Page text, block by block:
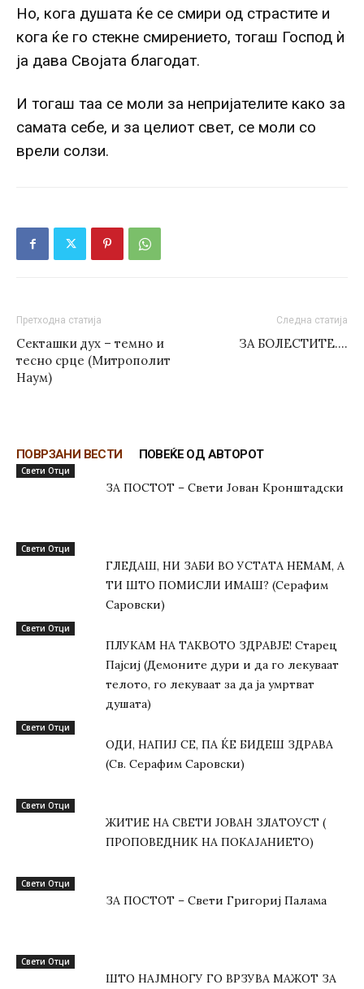
Но, кога душата ќе се смири од страстите и
кога ќе го стекне смирението, тогаш Господ ѝ
ја дава Својата благодат.
И тогаш таа се моли за непријателите како за
самата себе, и за целиот свет, се моли со
врели солзи.
Претходна статија
Секташки дух – темно и
тесно срце (Митрополит
Наум)
Следна статија
ЗА БОЛЕСТИТЕ….
ПОВРЗАНИ ВЕСТИ ПОВЕЌЕ ОД АВТОРОТ
Свети Отци
ЗА ПОСТОТ – Свети Јован Кронштадски
Свети Отци
ГЛЕДАШ, НИ ЗАБИ ВО УСТАТА НЕМАМ, А
ТИ ШТО ПОМИСЛИ ИМАШ? (Серафим
Саровски)
Свети Отци
ПЛУКАМ НА ТАКВОТО ЗДРАВЈЕ! Старец
Пајсиј (Демоните дури и да го лекуваат
телото, го лекуваат за да ја умртват
душата)
Свети Отци
ОДИ, НАПИЈ СЕ, ПА ЌЕ БИДЕШ ЗДРАВА
(Св. Серафим Саровски)
Свети Отци
ЖИТИЕ НА СВЕТИ ЈОВАН ЗЛАТОУСТ (
ПРОПОВЕДНИК НА ПОКАЈАНИЕТО)
Свети Отци
ЗА ПОСТОТ – Свети Григориј Палама
Свети Отци
ШТО НАЈМНОГУ ГО ВРЗУВА МАЖОТ ЗА